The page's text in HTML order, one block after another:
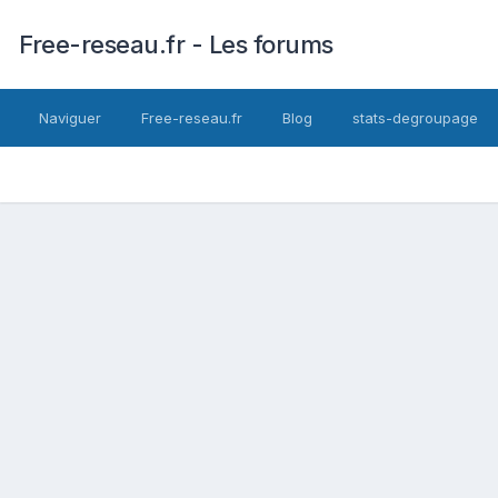
Free-reseau.fr - Les forums
Naviguer Free-reseau.fr Blog stats-degroupage